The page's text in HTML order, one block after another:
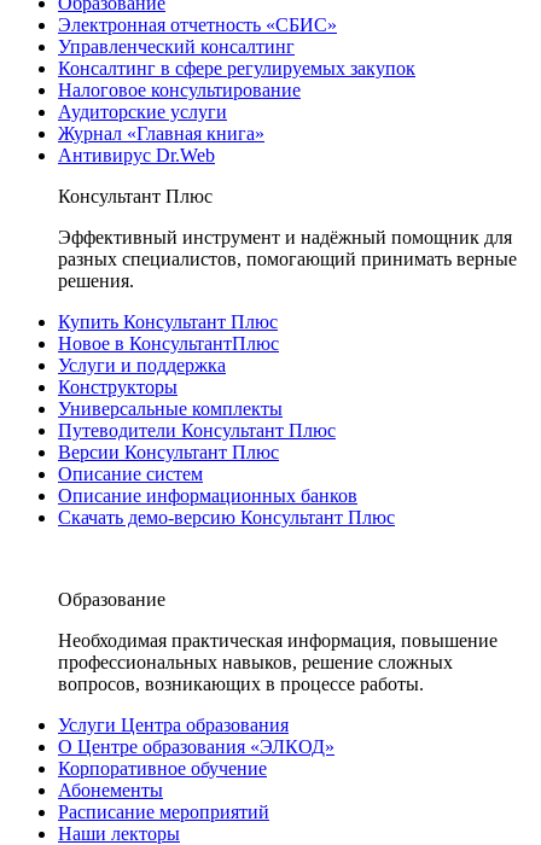
Электронная отчетность «СБИС»
Управленческий консалтинг
Консалтинг в сфере регулируемых закупок
Налоговое консультирование
Аудиторские услуги
Журнал «Главная книга»
Антивирус Dr.Web
Консультант Плюс
Эффективный инструмент и надёжный помощник для
разных специалистов, помогающий принимать верные
решения.
Купить Консультант Плюс
Новое в КонсультантПлюс
Услуги и поддержка
Конструкторы
Универсальные комплекты
Путеводители Консультант Плюс
Версии Консультант Плюс
Описание систем
Описание информационных банков
Скачать демо-версию Консультант Плюс
Образование
Необходимая практическая информация, повышение
профессиональных навыков, решение сложных
вопросов, возникающих в процессе работы.
Услуги Центра образования
О Центре образования «ЭЛКОД»
Корпоративное обучение
Абонементы
Расписание мероприятий
Наши лекторы